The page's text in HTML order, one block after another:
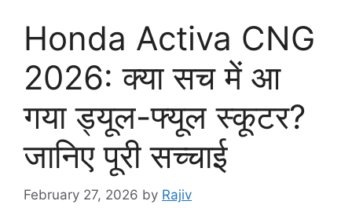
Honda Activa CNG
2026: क्या सच में आ
गया ड्यूल-फ्यूल स्कूटर?
जानिए पूरी सच्चाई
February 27, 2026 by Rajiv